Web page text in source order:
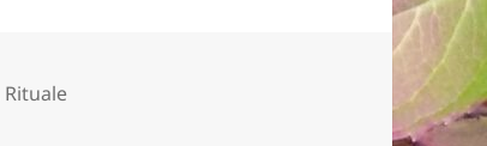
Rituale